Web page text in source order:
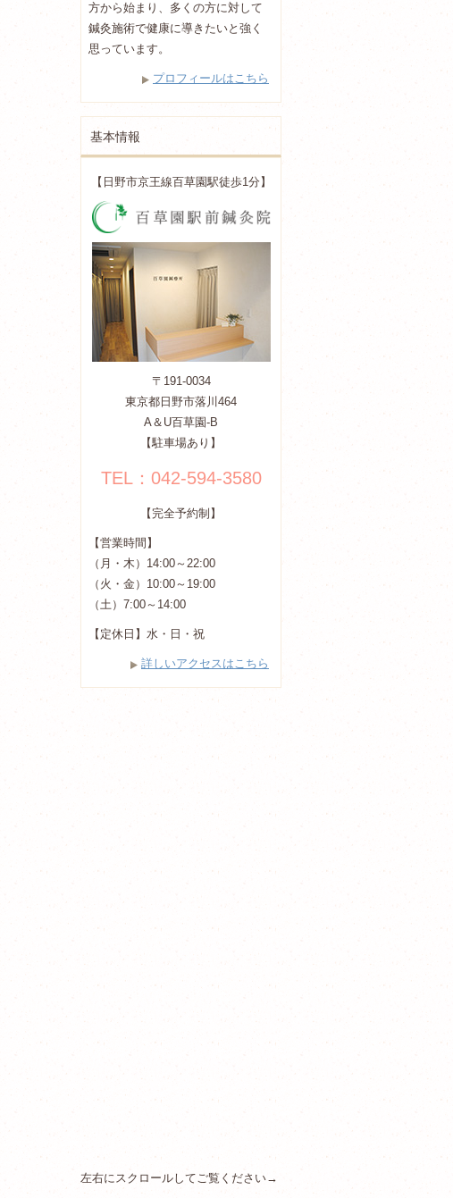
方から始まり、多くの方に対して
鍼灸施術で健康に導きたいと強く
思っています。
プロフィールはこちら
基本情報
【日野市京王線百草園駅徒歩1分】
〒191-0034
東京都日野市落川464
A＆U百草園-B
【駐車場あり】
TEL：042-594-3580
【完全予約制】
【営業時間】
（月・木）14:00～22:00
（火・金）10:00～19:00
（土）7:00～14:00
【定休日】水・日・祝
詳しいアクセスはこちら
左右にスクロールしてご覧ください→